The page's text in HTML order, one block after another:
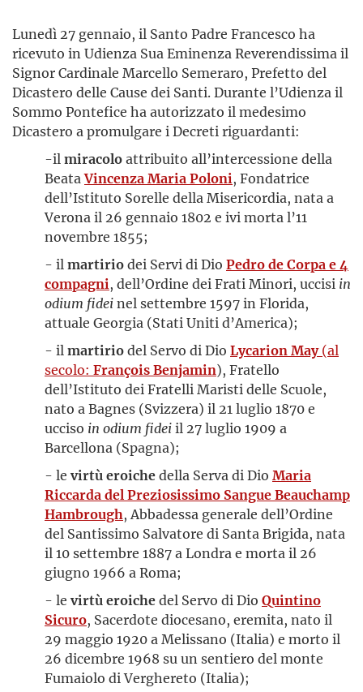
Lunedì 27 gennaio, il Santo Padre Francesco ha
ricevuto in Udienza Sua Eminenza Reverendissima il
Signor Cardinale Marcello Semeraro, Prefetto del
Dicastero delle Cause dei Santi. Durante l’Udienza il
Sommo Pontefice ha autorizzato il medesimo
Dicastero a promulgare i Decreti riguardanti:
-il miracoloattribuito all’intercessione della
BeataVincenza Maria Poloni, Fondatrice
dell’Istituto Sorelle della Misericordia, nata a
Verona il 26 gennaio 1802 e ivi morta l’11
novembre 1855;
- il martiriodei Servi di Dio Pedro de Corpa e 4
compagni, dell’Ordine dei Frati Minori, uccisi in
odium fideinel settembre 1597 in Florida,
attuale Georgia (Stati Uniti d’America);
- il martiriodel Servo di Dio Lycarion May(al
secolo: François Benjamin), Fratello
dell’Istituto dei Fratelli Maristi delle Scuole,
nato a Bagnes (Svizzera) il 21 luglio 1870 e
ucciso in odium fideiil 27 luglio 1909 a
Barcellona (Spagna);
- le virtù eroichedella Serva di Dio Maria
Riccarda del Preziosissimo Sangue Beauchamp
Hambrough, Abbadessa generale dell’Ordine
del Santissimo Salvatore di Santa Brigida, nata
il 10 settembre 1887 a Londra e morta il 26
giugno 1966 a Roma;
- le virtù eroichedel Servo di Dio Quintino
Sicuro, Sacerdote diocesano, eremita, nato il
29 maggio 1920 a Melissano (Italia) e morto il
26 dicembre 1968 su un sentiero del monte
Fumaiolo di Verghereto (Italia);